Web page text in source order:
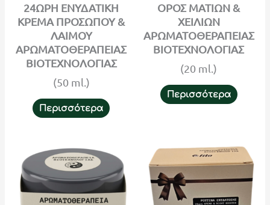
24ΩΡΗ ΕΝΥΔΑΤΙΚΗ
ΚΡΕΜΑ ΠΡΟΣΩΠΟΥ &
ΛΑΙΜΟΥ
ΑΡΩΜΑΤΟΘΕΡΑΠΕΙΑΣ
ΒΙΟΤΕΧΝΟΛΟΓΙΑΣ
(50 ml.)
Περισσότερα
ΟΡΟΣ ΜΑΤΙΩΝ &
ΧΕΙΛΙΩΝ
ΑΡΩΜΑΤΟΘΕΡΑΠΕΙΑΣ
ΒΙΟΤΕΧΝΟΛΟΓΙΑΣ
(20 ml.)
Περισσότερα